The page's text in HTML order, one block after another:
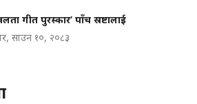
गीत पुरस्कार’ पाँच स्रष्टालाई
साउन १०, २०८३